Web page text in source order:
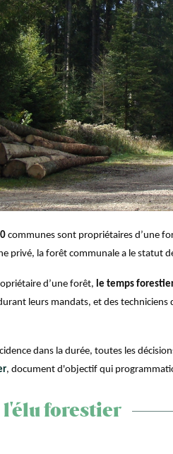
communes sont propriétaires d’une
privé, la forêt communale a le statut
d’une forêt, le temps
leurs mandats, et des techniciens
dans la durée, toutes les
, document d'objectif qui
l'élu forestier